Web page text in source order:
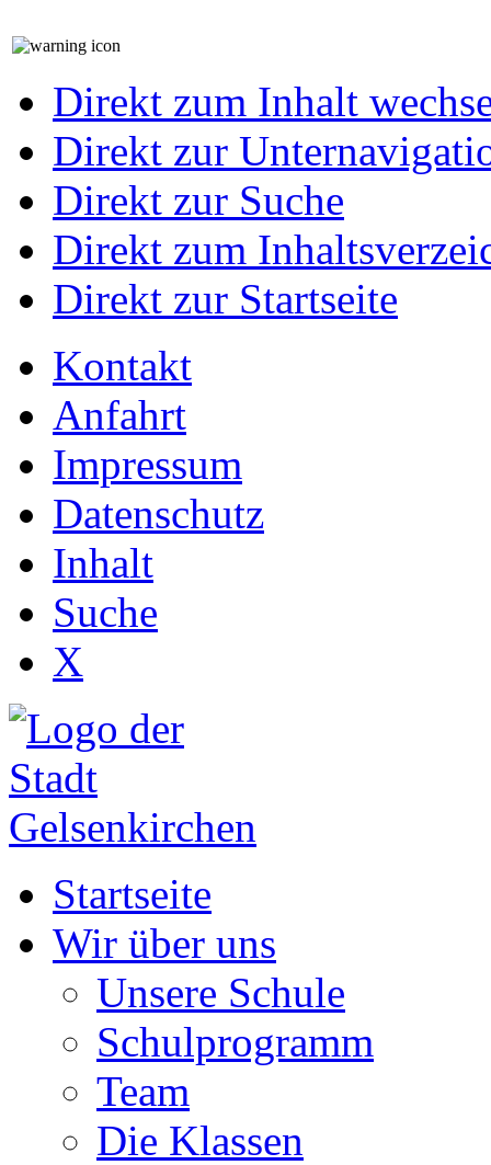
Direkt zum Inhalt
Direkt zur
Direkt zur Suche
Direkt zum
Direkt zur Startseite
Kontakt
Anfahrt
Impressum
Datenschutz
Inhalt
Suche
X
Startseite
Wir über uns
Unsere Schule
Schulprogramm
Team
Die Klassen